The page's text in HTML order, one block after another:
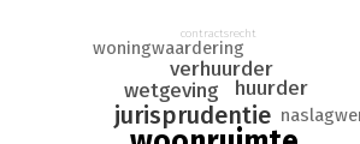
- de invoering van diverse wetten zoals de
Huur, de Wet goed verhuurderschap en de
huurcontracten; ook aan het nieuwe
per 1 januari 2026 in werking treedt, wordt
aandacht besteed. Verder hebben de
jurisprudentie
wetgeving
verhuurder
huurder
woningwaardering
contractsrecht